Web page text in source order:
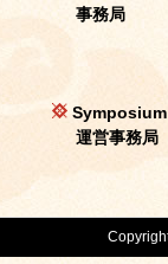
事務局
Symposium
運営事務局